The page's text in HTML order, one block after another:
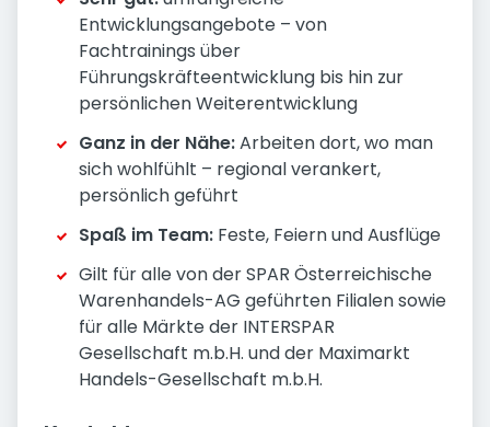
Entwicklungsangebote – von
Fachtrainings über
Führungskräfteentwicklung bis hin zur
persönlichen Weiterentwicklung
Ganz in der Nähe:Arbeiten dort, wo man
sich wohlfühlt – regional verankert,
persönlich geführt
Spaß im Team: Feste, Feiern und Ausflüge
Gilt für alle von der SPAR Österreichische
Warenhandels-AG geführten Filialen sowie
für alle Märkte der INTERSPAR
Gesellschaft m.b.H. und der Maximarkt
Handels-Gesellschaft m.b.H.